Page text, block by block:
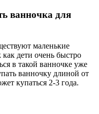
ванночка для
маленькие
дети очень быстро
в такой ванночке уже
ванночку длиной от
купаться 2-3 года.